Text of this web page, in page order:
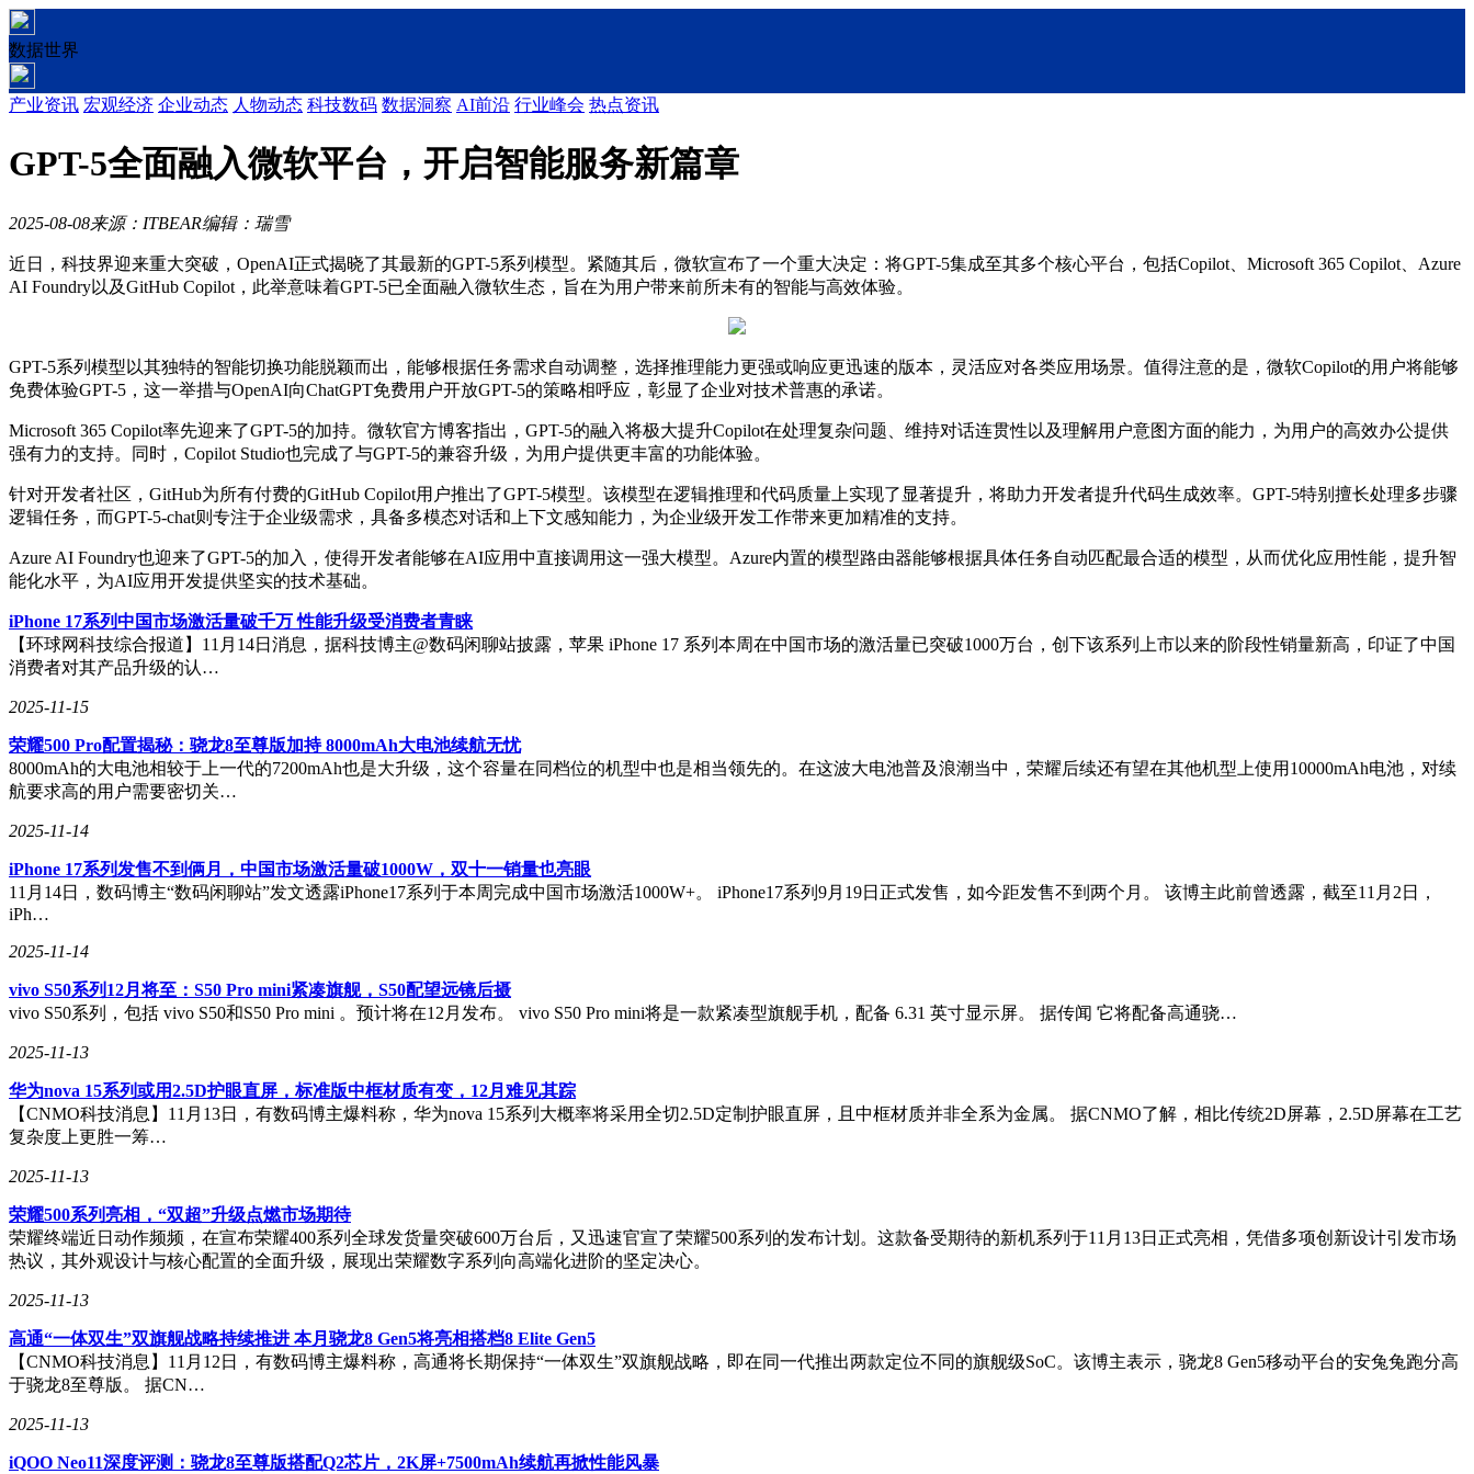
数据世界
产业资讯 宏观经济 企业动态 人物动态 科技数码 数据洞察 AI前沿 行业峰会 热点资讯
GPT-5全面融入微软平台，开启智能服务新篇章
2025-08-08来源：ITBEAR编辑：瑞雪
近日，科技界迎来重大突破，OpenAI正式揭晓了其最新的GPT-5系列模型。紧随其后，微软宣布了一个重大决定：将GPT-5集成至其多个核心平台，包括Copilot、Microsoft 365 Copilot、Azure
AI Foundry以及GitHub Copilot，此举意味着GPT-5已全面融入微软生态，旨在为用户带来前所未有的智能与高效体验。
GPT-5系列模型以其独特的智能切换功能脱颖而出，能够根据任务需求自动调整，选择推理能力更强或响应更迅速的版本，灵活应对各类应用场景。值得注意的是，微软Copilot的用户将能够
免费体验GPT-5，这一举措与OpenAI向ChatGPT免费用户开放GPT-5的策略相呼应，彰显了企业对技术普惠的承诺。
Microsoft 365 Copilot率先迎来了GPT-5的加持。微软官方博客指出，GPT-5的融入将极大提升Copilot在处理复杂问题、维持对话连贯性以及理解用户意图方面的能力，为用户的高效办公提供
强有力的支持。同时，Copilot Studio也完成了与GPT-5的兼容升级，为用户提供更丰富的功能体验。
针对开发者社区，GitHub为所有付费的GitHub Copilot用户推出了GPT-5模型。该模型在逻辑推理和代码质量上实现了显著提升，将助力开发者提升代码生成效率。GPT-5特别擅长处理多步骤
逻辑任务，而GPT-5-chat则专注于企业级需求，具备多模态对话和上下文感知能力，为企业级开发工作带来更加精准的支持。
Azure AI Foundry也迎来了GPT-5的加入，使得开发者能够在AI应用中直接调用这一强大模型。Azure内置的模型路由器能够根据具体任务自动匹配最合适的模型，从而优化应用性能，提升智
能化水平，为AI应用开发提供坚实的技术基础。
iPhone 17系列中国市场激活量破千万 性能升级受消费者青睐
【环球网科技综合报道】11月14日消息，据科技博主@数码闲聊站披露，苹果 iPhone 17 系列本周在中国市场的激活量已突破1000万台，创下该系列上市以来的阶段性销量新高，印证了中国
消费者对其产品升级的认…
2025-11-15
荣耀500 Pro配置揭秘：骁龙8至尊版加持 8000mAh大电池续航无忧
8000mAh的大电池相较于上一代的7200mAh也是大升级，这个容量在同档位的机型中也是相当领先的。在这波大电池普及浪潮当中，荣耀后续还有望在其他机型上使用10000mAh电池，对续
航要求高的用户需要密切关…
2025-11-14
iPhone 17系列发售不到俩月，中国市场激活量破1000W，双十一销量也亮眼
11月14日，数码博主“数码闲聊站”发文透露iPhone17系列于本周完成中国市场激活1000W+。 iPhone17系列9月19日正式发售，如今距发售不到两个月。 该博主此前曾透露，截至11月2日，
iPh…
2025-11-14
vivo S50系列12月将至：S50 Pro mini紧凑旗舰，S50配望远镜后摄
vivo S50系列，包括 vivo S50和S50 Pro mini 。预计将在12月发布。 vivo S50 Pro mini将是一款紧凑型旗舰手机，配备 6.31 英寸显示屏。 据传闻 它将配备高通骁…
2025-11-13
​华为nova 15系列或用2.5D护眼直屏，标准版中框材质有变，12月难见其踪​
【CNMO科技消息】11月13日，有数码博主爆料称，华为nova 15系列大概率将采用全切2.5D定制护眼直屏，且中框材质并非全系为金属。 据CNMO了解，相比传统2D屏幕，2.5D屏幕在工艺
复杂度上更胜一筹…
2025-11-13
荣耀500系列亮相，“双超”升级点燃市场期待
荣耀终端近日动作频频，在宣布荣耀400系列全球发货量突破600万台后，又迅速官宣了荣耀500系列的发布计划。这款备受期待的新机系列于11月13日正式亮相，凭借多项创新设计引发市场
热议，其外观设计与核心配置的全面升级，展现出荣耀数字系列向高端化进阶的坚定决心。
2025-11-13
高通“一体双生”双旗舰战略持续推进 本月骁龙8 Gen5将亮相搭档8 Elite Gen5
【CNMO科技消息】11月12日，有数码博主爆料称，高通将长期保持“一体双生”双旗舰战略，即在同一代推出两款定位不同的旗舰级SoC。该博主表示，骁龙8 Gen5移动平台的安兔兔跑分高
于骁龙8至尊版。 据CN…
2025-11-13
iQOO Neo11深度评测：骁龙8至尊版搭配Q2芯片，2K屏+7500mAh续航再掀性能风暴